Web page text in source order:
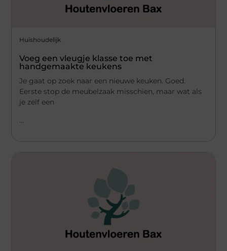
Huishoudelijk
Voeg een vleugje klasse toe met
handgemaakte keukens
Je gaat op zoek naar een nieuwe keuken. Goed.
Eerste stop de meubelzaak misschien, maar wat als
je zelf een
...